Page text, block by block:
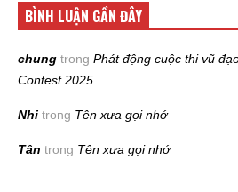
BÌNH LUẬN GẦN ĐÂY
chung trong Phát động cuộc thi vũ
Contest 2025
Nhi trong Tên xưa gọi nhớ
Tân trong Tên xưa gọi nhớ